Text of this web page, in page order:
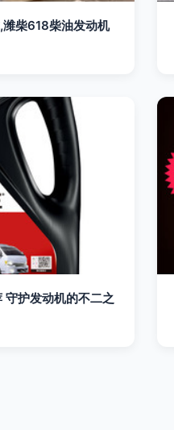
潍柴618柴油发动机
守护发动机的不二之